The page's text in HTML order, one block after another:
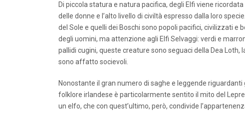
Di piccola statura e natura pacifica, degli Elfi viene
delle donne e l’alto livello di civiltà espresso dalla loro
del Sole e quelli dei Boschi sono popoli pacifici, civilizzati e
degli uomini, ma attenzione agli Elfi Selvaggi: verdi e
pallidi cugini, queste creature sono seguaci della Dea Loth,
sono affatto socievoli.
Nonostante il gran numero di saghe e leggende riguardanti
folklore irlandese è particolarmente sentito il mito del
un elfo, che con quest’ultimo, però, condivide